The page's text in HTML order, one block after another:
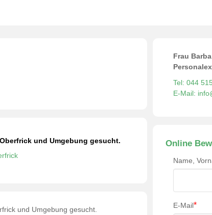
und Umgebung gesucht.
und Umgebung gesucht.
Frau
Tel: 044
E-Mail:
Online
Name,
E-Mail*